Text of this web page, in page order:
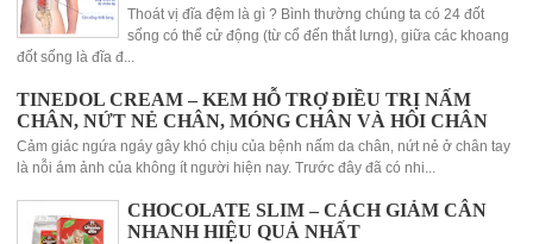
Thoát vị đĩa đệm là gì ? Bình thường chúng ta có 24 đốt
sống có thể cử động (từ cổ đến thắt lưng), giữa các khoang
đốt sống là đĩa đ...
TINEDOL CREAM – KEM HỖ TRỢ ĐIỀU TRỊ NẤM
CHÂN, NỨT NẺ CHÂN, MÓNG CHÂN VÀ HÔI CHÂN
Cảm giác ngứa ngáy gây khó chịu của bệnh nấm da chân, nứt nẻ ở chân tay
là nỗi ám ảnh của không ít người hiện nay. Trước đây đã có nhi...
CHOCOLATE SLIM – CÁCH GIẢM CÂN
NHANH HIỆU QUẢ NHẤT